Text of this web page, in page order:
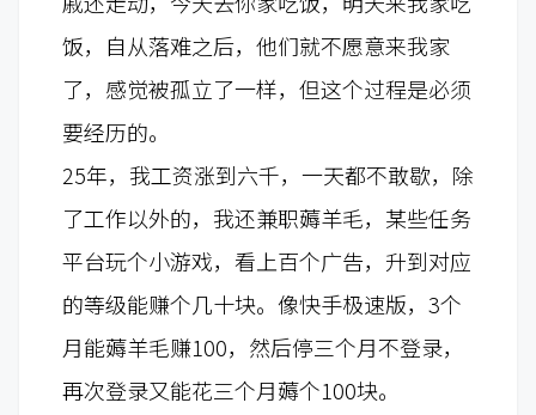
饭，自从落难之后，他们就不愿意来我家
了，感觉被孤立了一样，但这个过程是必须
要经历的。
25年，我工资涨到六千，一天都不敢歇，除
了工作以外的，我还兼职薅羊毛，某些任务
平台玩个小游戏，看上百个广告，升到对应
的等级能赚个几十块。像快手极速版，3个
月能薅羊毛赚100，然后停三个月不登录，
再次登录又能花三个月薅个100块。